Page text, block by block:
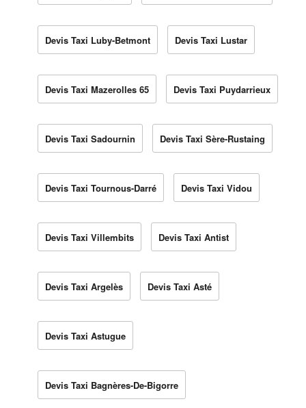
Devis Taxi Luby-Betmont Devis Taxi Lustar
Devis Taxi Mazerolles 65 Devis Taxi Puydarrieux
Devis Taxi Sadournin Devis Taxi Sère-Rustaing
Devis Taxi Tournous-Darré Devis Taxi Vidou
Devis Taxi Villembits Devis Taxi Antist
Devis Taxi Argelès Devis Taxi Asté
Devis Taxi Astugue
Devis Taxi Bagnères-De-Bigorre